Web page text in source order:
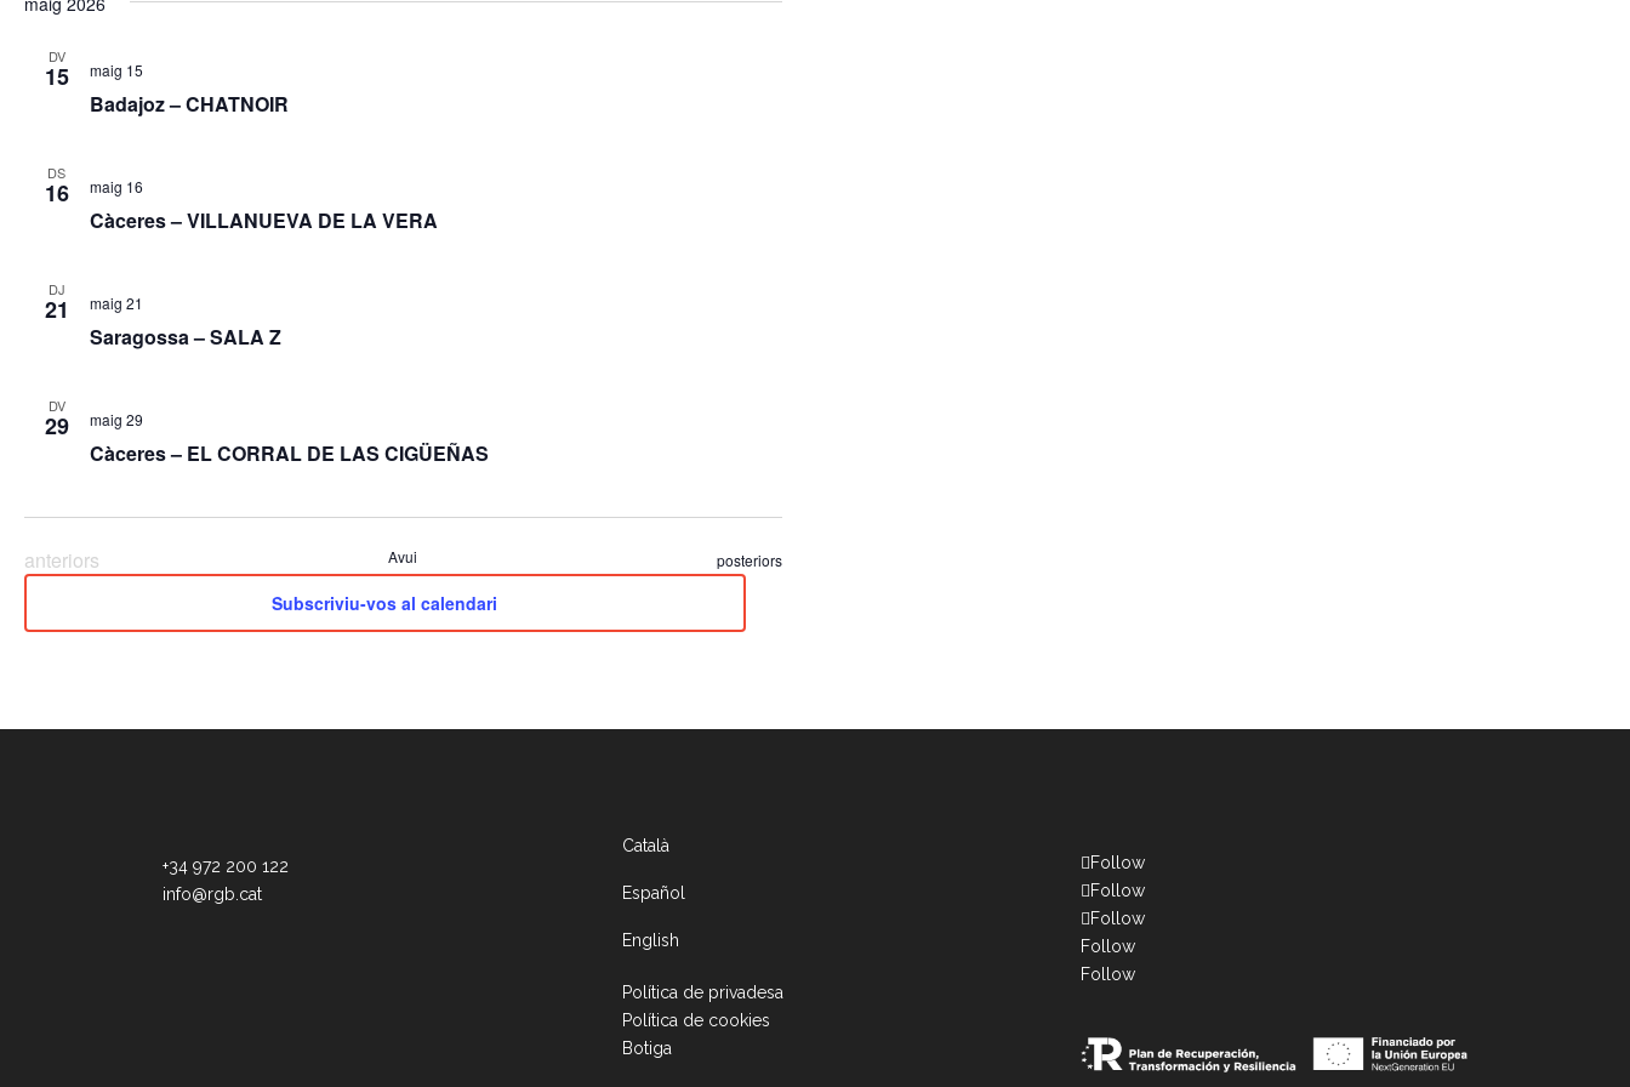
DV
15
Badajoz – CHATNOIR
maig 15
DS
16
Càceres – VILLANUEVA DE LA VERA
maig 16
DJ
21
Saragossa – SALA Z
maig 21
DV
29
Càceres – EL CORRAL DE LAS CIGÜEÑAS
maig 29
Esdeveniments
anteriors Avui Esdeveniments
posteriors
Subscriviu-vos al calendari
+34 972 200 122
info@rgb.cat
Català
Español
English
Política de privadesa
Política de cookies
Botiga
Follow
Follow
Follow
Follow
Follow